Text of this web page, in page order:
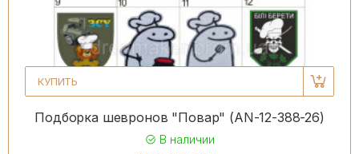
КУПИТЬ
Подборка шевронов "Повар" (AN-12-388-26)
В наличии